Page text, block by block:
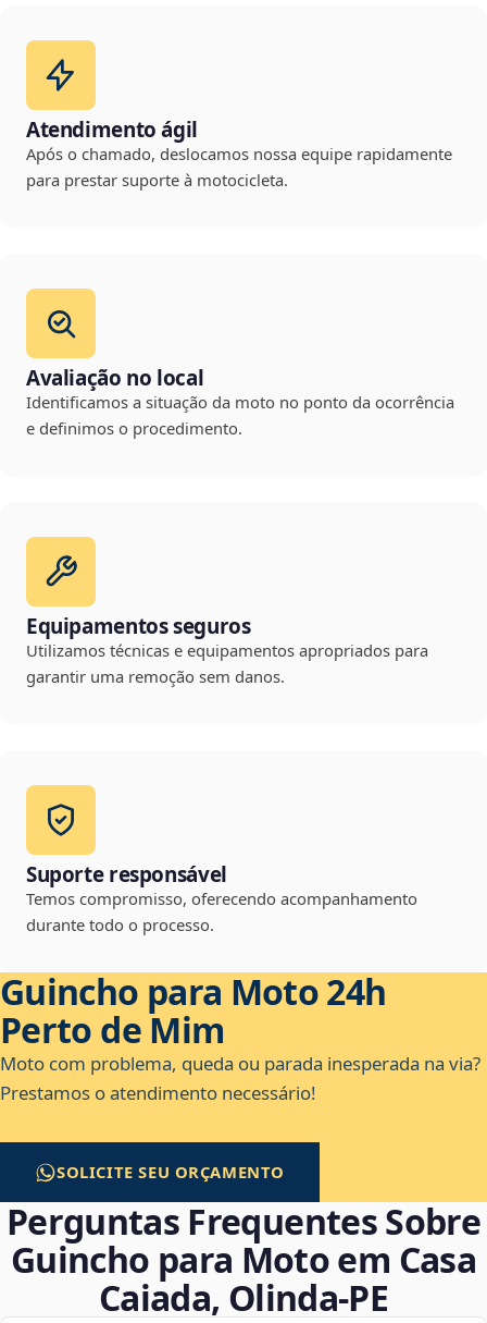
Atendimento ágil
Após o chamado, deslocamos nossa equipe rapidamente
para prestar suporte à motocicleta.
Avaliação no local
Identificamos a situação da moto no ponto da ocorrência
e definimos o procedimento.
Equipamentos seguros
Utilizamos técnicas e equipamentos apropriados para
garantir uma remoção sem danos.
Suporte responsável
Temos compromisso, oferecendo acompanhamento
durante todo o processo.
Guincho para Moto 24h
Perto de Mim
Moto com problema, queda ou parada inesperada na via?
Prestamos o atendimento necessário!
SOLICITE SEU ORÇAMENTO
Perguntas Frequentes Sobre
Guincho para Moto em Casa
Caiada, Olinda‑PE